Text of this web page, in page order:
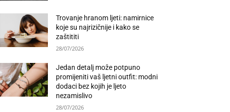
Trovanje hranom ljeti: namirnice
koje su najrizičnije i kako se
zaštititi
28/07/2026
Jedan detalj može potpuno
promijeniti vaš ljetni outfit: modni
dodaci bez kojih je ljeto
nezamislivo
28/07/2026